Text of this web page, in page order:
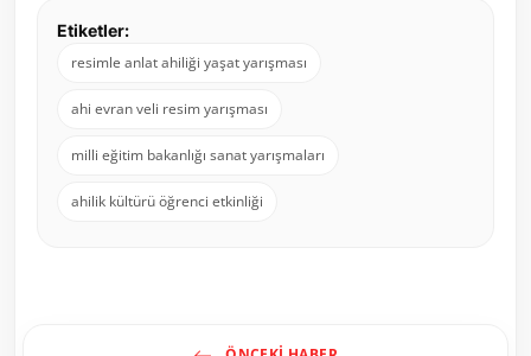
Etiketler:
resimle anlat ahiliği yaşat yarışması
ahi evran veli resim yarışması
milli eğitim bakanlığı sanat yarışmaları
ahilik kültürü öğrenci etkinliği